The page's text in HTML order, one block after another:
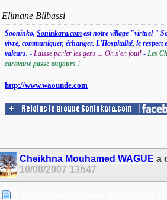
Elimane Bilbassi
Sooninko, Soninkara.com est notre village "virtuel "
vivre, communiquer, échanger. L'Hospitalité, le respect
valeurs. - Laisse parler les gens ... On s'en fout! - Les
caravane passe toujours !
http://www.waounde.com
Cheikhna Mouhamed WAGUE a
10/08/2007 13h47